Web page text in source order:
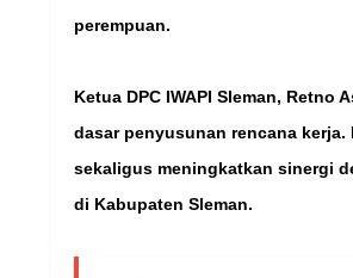
perempuan.
Ketua DPC IWAPI Sleman,
dasar penyusunan rencana
sekaligus meningkatkan sinergi
di Kabupaten Sleman.